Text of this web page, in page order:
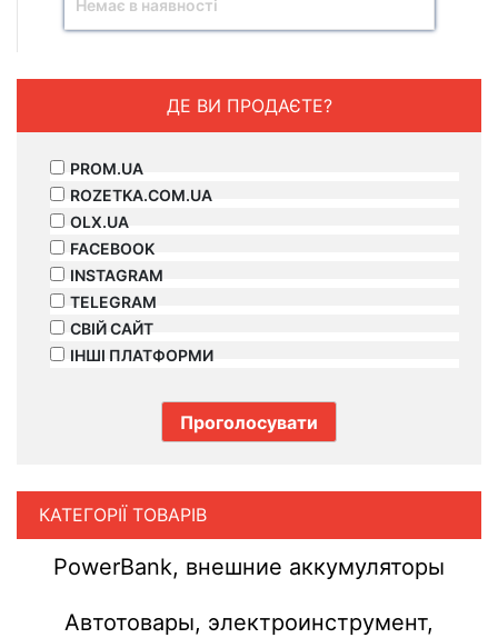
Немає в наявності
ДЕ ВИ ПРОДАЄТЕ?
PROM.UA
ROZETKA.COM.UA
OLX.UA
FACEBOOK
INSTAGRAM
TELEGRAM
СВІЙ САЙТ
ІНШІ ПЛАТФОРМИ
КАТЕГОРІЇ ТОВАРІВ
PowerBank, внешние аккумуляторы
Автотовары, электроинструмент,